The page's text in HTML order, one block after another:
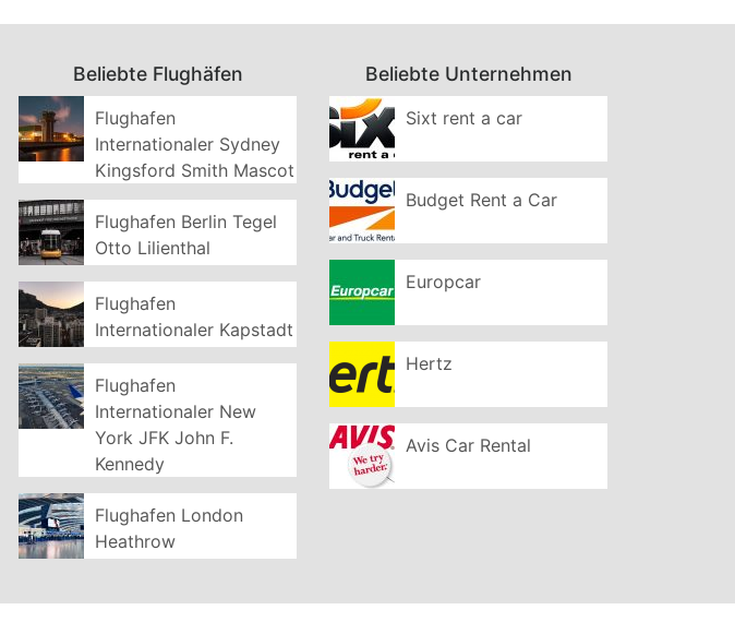
Beliebte Flughäfen
Flughafen
Internationaler Sydney
Kingsford Smith Mascot
Flughafen Berlin Tegel
Otto Lilienthal
Flughafen
Internationaler Kapstadt
Flughafen
Internationaler New
York JFK John F.
Kennedy
Flughafen London
Heathrow
Beliebte Unternehmen
Sixt rent a car
Budget Rent a Car
Europcar
Hertz
Avis Car Rental